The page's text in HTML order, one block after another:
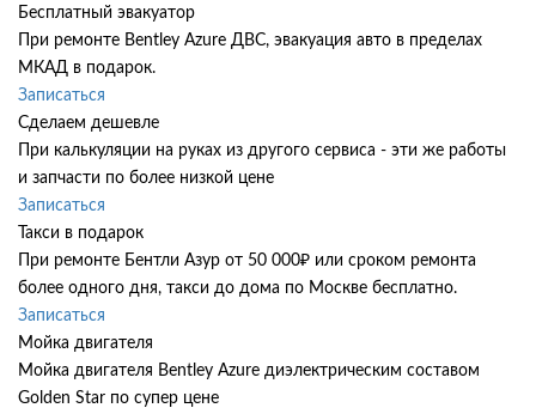
Бесплатный эвакуатор
При ремонте Bentley Azure ДВС, эвакуация авто в пределах
МКАД в подарок.
Записаться
Сделаем дешевле
При калькуляции на руках из другого сервиса - эти же работы
и запчасти по более низкой цене
Записаться
Такси в подарок
При ремонте Бентли Азур от 50 000₽ или сроком ремонта
более одного дня, такси до дома по Москве бесплатно.
Записаться
Мойка двигателя
Мойка двигателя Bentley Azure диэлектрическим составом
Golden Star по супер цене